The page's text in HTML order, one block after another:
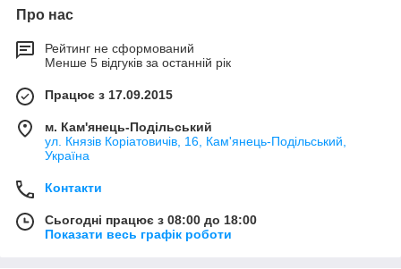
Про нас
Рейтинг не сформований
Менше 5 відгуків за останній рік
Працює з 17.09.2015
м. Кам'янець-Подільський
ул. Князів Коріатовичів, 16, Кам'янець-Подільський,
Україна
Контакти
Сьогодні працює з 08:00 до 18:00
Показати весь графік роботи